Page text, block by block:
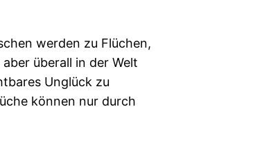
werden zu Flüchen,
überall in der Welt
Unglück zu
können nur durch